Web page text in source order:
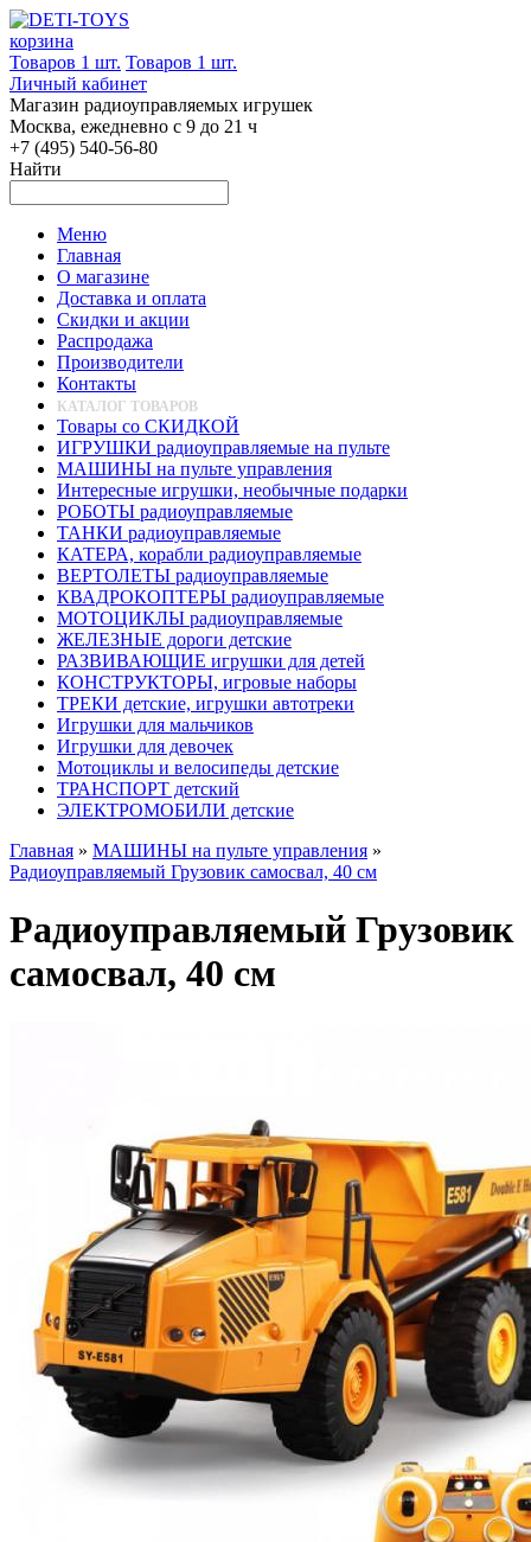
корзина
Товаров 1 шт. Товаров 1 шт.
Личный кабинет
Магазин радиоуправляемых игрушек
Москва, ежедневно с 9 до 21 ч
+7 (495) 540-56-80
Найти
Меню
Главная
О магазине
Доставка и оплата
Скидки и акции
Распродажа
Производители
Контакты
КАТАЛОГ ТОВАРОВ
Товары со СКИДКОЙ
ИГРУШКИ радиоуправляемые на пульте
МАШИНЫ на пульте управления
Интересные игрушки, необычные подарки
РОБОТЫ радиоуправляемые
ТАНКИ радиоуправляемые
КАТЕРА, корабли радиоуправляемые
ВЕРТОЛЕТЫ радиоуправляемые
КВАДРОКОПТЕРЫ радиоуправляемые
МОТОЦИКЛЫ радиоуправляемые
ЖЕЛЕЗНЫЕ дороги детские
РАЗВИВАЮЩИЕ игрушки для детей
КОНСТРУКТОРЫ, игровые наборы
ТРЕКИ детские, игрушки автотреки
Игрушки для мальчиков
Игрушки для девочек
Мотоциклы и велосипеды детские
ТРАНСПОРТ детский
ЭЛЕКТРОМОБИЛИ детские
Главная » МАШИНЫ на пульте управления »
Радиоуправляемый Грузовик самосвал, 40 см
Радиоуправляемый Грузовик
самосвал, 40 см